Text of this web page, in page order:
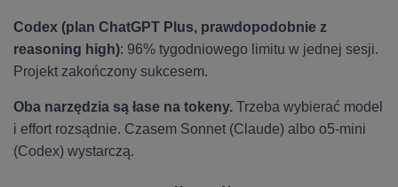
Codex (plan ChatGPT Plus, prawdopodobnie z
reasoning high): 96% tygodniowego limitu w jednej sesji.
Projekt zakończony sukcesem.
Oba narzędzia są łase na tokeny. Trzeba wybierać model
i effort rozsądnie. Czasem Sonnet (Claude) albo o5-mini
(Codex) wystarczą.